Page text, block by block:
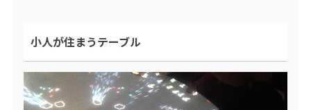
小人が住まうテーブル